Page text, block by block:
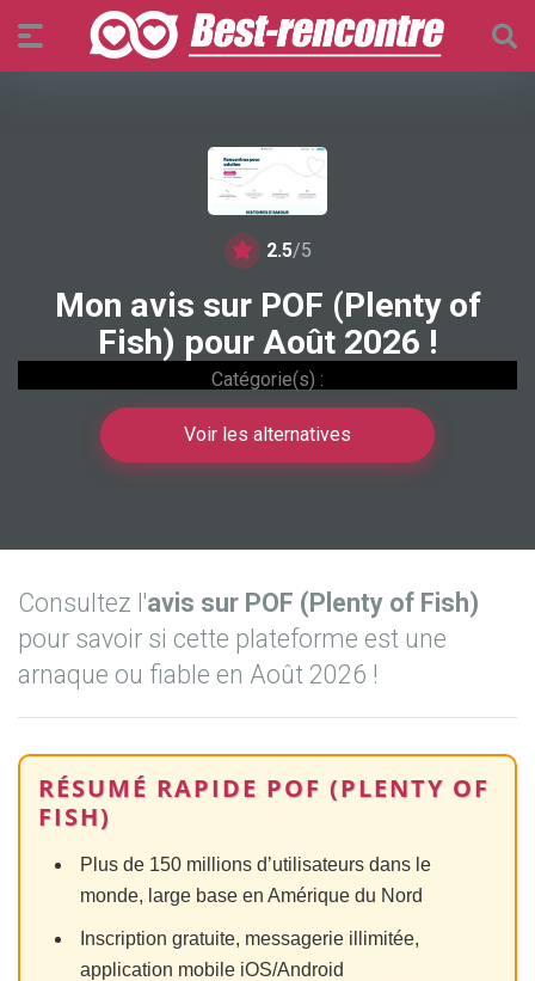
2.5/5
Mon avis sur POF (Plenty of
Fish) pour Août 2026 !
Catégorie(s) :
Voir les alternatives
Consultez l'avis sur POF (Plenty of Fish)
pour savoir si cette plateforme est une
arnaque ou fiable en Août 2026 !
RÉSUMÉ RAPIDE POF (PLENTY OF
FISH)
Plus de 150 millions d’utilisateurs dans le
monde, large base en Amérique du Nord
Inscription gratuite, messagerie illimitée,
application mobile iOS/Android